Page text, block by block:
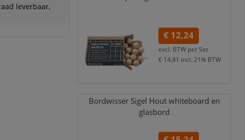
leverbaar,
€ 12,24
excl. BTW per Set
€ 14,81 incl. 21% BTW
Bordwisser Sigel Hout whiteboard en
glasbord